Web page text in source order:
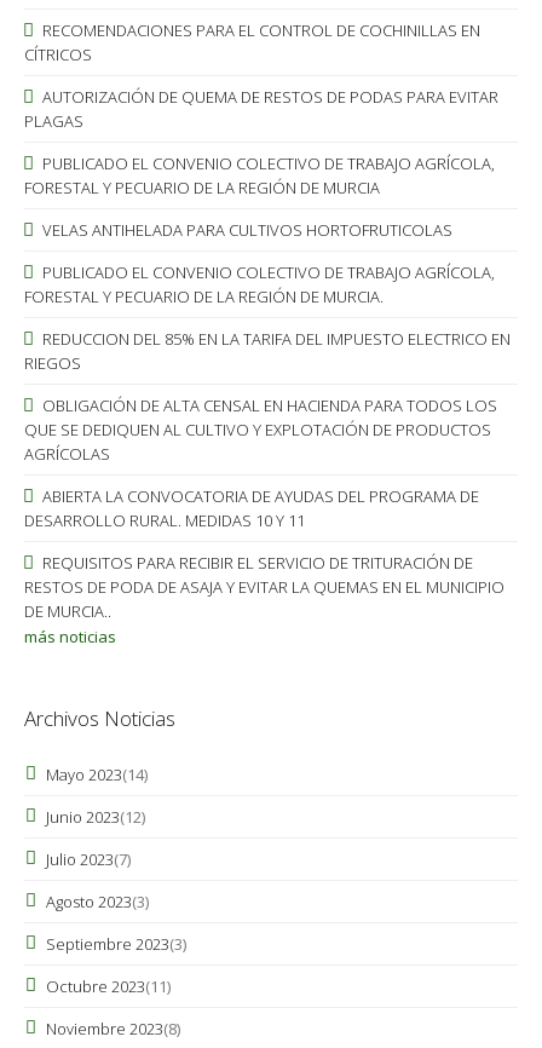
RECOMENDACIONES PARA EL CONTROL DE COCHINILLAS EN
CÍTRICOS
AUTORIZACIÓN DE QUEMA DE RESTOS DE PODAS PARA EVITAR
PLAGAS
PUBLICADO EL CONVENIO COLECTIVO DE TRABAJO AGRÍCOLA,
FORESTAL Y PECUARIO DE LA REGIÓN DE MURCIA
VELAS ANTIHELADA PARA CULTIVOS HORTOFRUTICOLAS
PUBLICADO EL CONVENIO COLECTIVO DE TRABAJO AGRÍCOLA,
FORESTAL Y PECUARIO DE LA REGIÓN DE MURCIA.
REDUCCION DEL 85% EN LA TARIFA DEL IMPUESTO ELECTRICO EN
RIEGOS
OBLIGACIÓN DE ALTA CENSAL EN HACIENDA PARA TODOS LOS
QUE SE DEDIQUEN AL CULTIVO Y EXPLOTACIÓN DE PRODUCTOS
AGRÍCOLAS
ABIERTA LA CONVOCATORIA DE AYUDAS DEL PROGRAMA DE
DESARROLLO RURAL. MEDIDAS 10 Y 11
REQUISITOS PARA RECIBIR EL SERVICIO DE TRITURACIÓN DE
RESTOS DE PODA DE ASAJA Y EVITAR LA QUEMAS EN EL MUNICIPIO
DE MURCIA..
más noticias
Archivos Noticias
Mayo 2023(14)
Junio 2023(12)
Julio 2023(7)
Agosto 2023(3)
Septiembre 2023(3)
Octubre 2023(11)
Noviembre 2023(8)